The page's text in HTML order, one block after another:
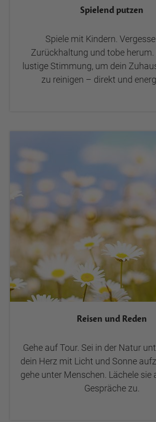
Spielend putzen
Spiele mit Kindern.
Zurückhaltung und tobe herum.
lustige Stimmung, um dein
zu reinigen – direkt und
Reisen und Reden
Gehe auf Tour. Sei in der Natur
dein Herz mit Licht und Sonne
gehe unter Menschen. Lächele sie
Gespräche zu.